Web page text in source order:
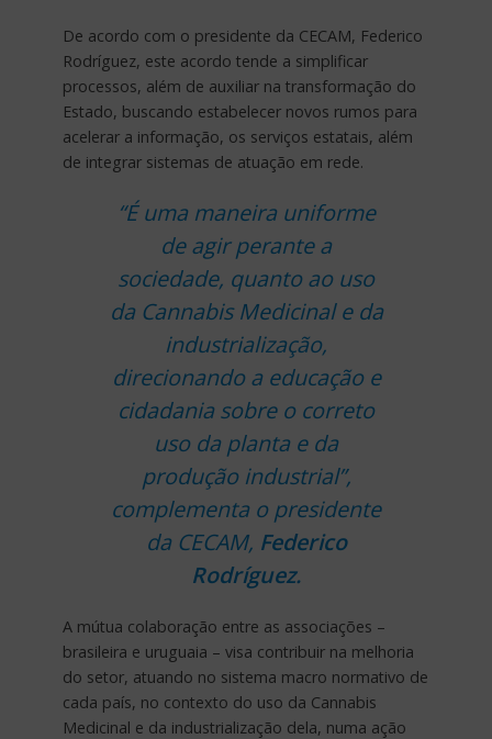
De acordo com o presidente da CECAM, Federico
Rodríguez, este acordo tende a simplificar
processos, além de auxiliar na transformação do
Estado, buscando estabelecer novos rumos para
acelerar a informação, os serviços estatais, além
de integrar sistemas de atuação em rede.
“É uma maneira uniforme
de agir perante a
sociedade, quanto ao uso
da Cannabis Medicinal e da
industrialização,
direcionando a educação e
cidadania sobre o correto
uso da planta e da
produção industrial”,
complementa o presidente
da CECAM, Federico
Rodríguez.
A mútua colaboração entre as associações –
brasileira e uruguaia – visa contribuir na melhoria
do setor, atuando no sistema macro normativo de
cada país, no contexto do uso da Cannabis
Medicinal e da industrialização dela, numa ação